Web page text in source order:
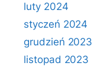
luty 2024
styczeń 2024
grudzień 2023
listopad 2023